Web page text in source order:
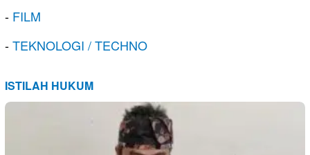
- FILM
-TEKNOLOGI / TECHNO
ISTILAH HUKUM